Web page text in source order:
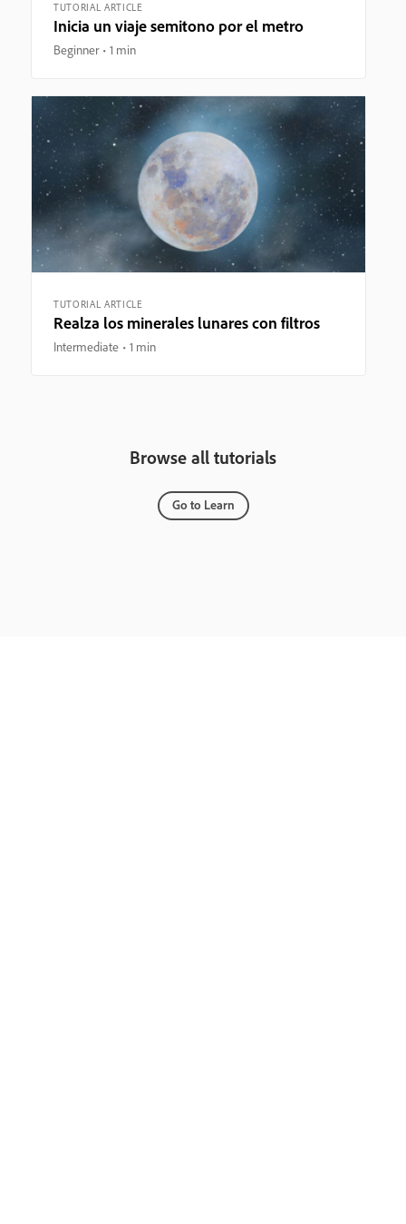
TUTORIAL ARTICLE
Inicia un viaje semitono por el metro
Beginner 1 min
TUTORIAL ARTICLE
Realza los minerales lunares con filtros
Intermediate 1 min
Browse all tutorials
Go to Learn